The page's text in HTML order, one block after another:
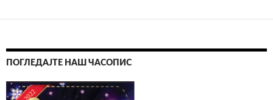
ПОГЛЕДАЈТЕ НАШ ЧАСОПИС